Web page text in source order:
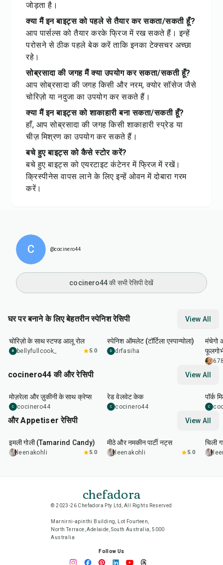
जोड़ता है।
क्या मैं इन बाइट्स को पहले से तैयार कर सकता/सकती हूँ?
आप पार्सल्स को तैयार करके फ्रिज में रख सकते हैं। इन्हें
परोसने से ठीक पहले बेक करें ताकि इनका टेक्सचर अच्छा
रहे।
सोब्रसादा की जगह मैं क्या उपयोग कर सकता/सकती हूँ?
आप सोब्रसादा की जगह किसी और नरम, क्योर सॉसेज जैसे
चोरिज़ो या नदुजा का उपयोग कर सकते हैं।
क्या मैं इन बाइट्स को शाकाहारी बना सकता/सकती हूँ?
हाँ, आप सोब्रसादा की जगह किसी शाकाहारी स्प्रेड या
चीज़ मिश्रण का उपयोग कर सकते हैं।
बचे हुए बाइट्स को कैसे स्टोर करें?
बचे हुए बाइट्स को एयरटाइट कंटेनर में फ्रिज में रखें।
क्रिस्पीनेस वापस लाने के लिए इन्हें ओवन में दोबारा गरम
करें।
C @cocinero44
cocinero44 की सभी रेसिपी देखें
घर पर बनाने के लिए बेहतरीन स्पेनिश रेसिपी View All
min
चोरिज़ो के साथ स्टफ्ड आलू रोल
B bellyfullcook_ 5.0
40 min
स्पेनिश ऑमलेट (टॉर्टिला एस्पान्योला)
D drfasiha
मंचेगो
cocinero44 की और रेसिपी View All
मोज़रेला और ज़ुकीनी के साथ क्रेप्स
C cocinero44
रेड वेलवेट केक
C cocinero44
पॉर्क
C
और Appetiser रेसिपी View All
1 20 min
इमली गोली (Tamarind Candy)
leenakohli 5.0
मीठे और नमकीन पार्टी नट्स
leenakohli 5.0
चिली
chefadora
© 2023-26 Chefadora Pty Ltd, All Rights Reserved
Marnirni-apinthi Building, Lot Fourteen,
North Terrace, Adelaide, South Australia, 5000
Australia
Follow Us